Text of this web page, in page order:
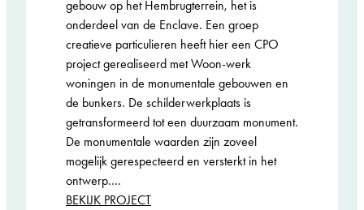
gebouw op het Hembrugterrein, het is
onderdeel van de Enclave. Een groep
creatieve particulieren heeft hier een CPO
project gerealiseerd met Woon-werk
woningen in de monumentale gebouwen en
de bunkers. De schilderwerkplaats is
getransformeerd tot een duurzaam monument.
De monumentale waarden zijn zoveel
mogelijk gerespecteerd en versterkt in het
ontwerp.…
BEKIJK PROJECT: